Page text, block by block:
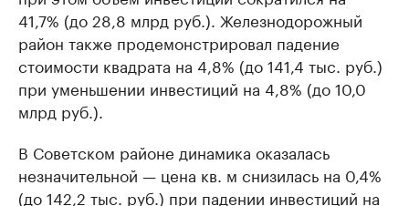
41,7% (до 28,8 млрд руб.). Железнодорожный
район также продемонстрировал падение
стоимости квадрата на 4,8% (до 141,4 тыс. руб.)
при уменьшении инвестиций на 4,8% (до 10,0
млрд руб.).
В Советском районе динамика оказалась
незначительной — цена кв. м снизилась на 0,4%
(до 142,2 тыс. руб.) при падении инвестиций на